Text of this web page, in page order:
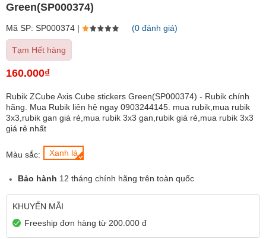
Green(SP000374)
Mã SP: SP000374 | (0 đánh giá)
Tạm Hết hàng
160.000₫
Rubik ZCube Axis Cube stickers Green(SP000374) - Rubik chính
hãng. Mua Rubik liên hệ ngay 0903244145. mua rubik,mua rubik
3x3,rubik gan giá rẻ,mua rubik 3x3 gan,rubik giá rẻ,mua rubik 3x3
giá rẻ nhất
Màu sắc: Xanh lá
Bảo hành 12 tháng chính hãng trên toàn quốc
KHUYẾN MÃI
Freeship đơn hàng từ 200.000 đ